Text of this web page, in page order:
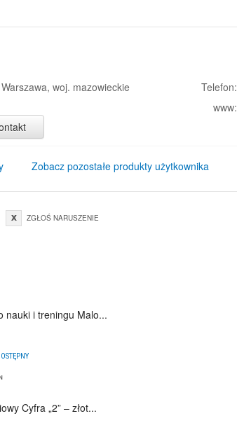
woj. mazowieckie Telefon:
www:
Zobacz pozostałe produkty użytkownika
ZGŁOŚ NARUSZENIE
nauki i treningu Malo...
Cyfra „2” – złot...